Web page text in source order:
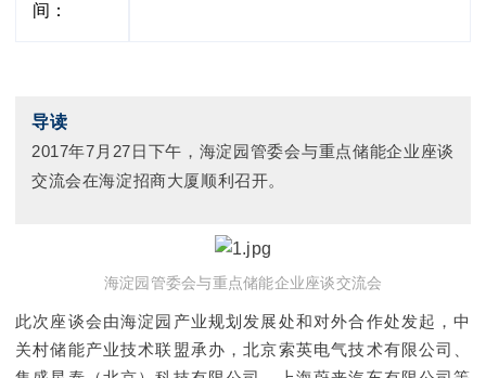
间：
导读
2017年7月27日下午，海淀园管委会与重点储能企业座谈
交流会在海淀招商大厦顺利召开。
海淀园管委会与重点储能企业座谈交流会
此次座谈会由海淀园产业规划发展处和对外合作处发起，中
关村储能产业技术联盟承办，北京索英电气技术有限公司、